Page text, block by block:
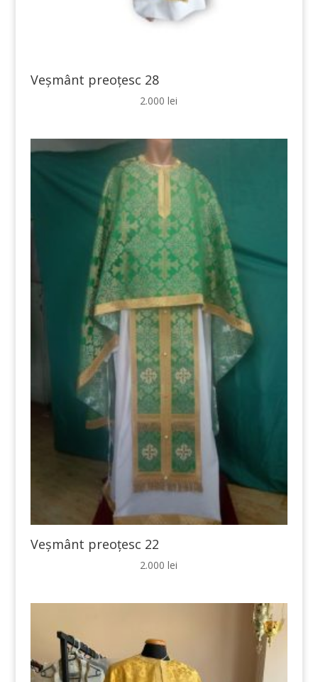
Veșmânt preoțesc 28
2.000lei
Veșmânt preoțesc 22
2.000lei